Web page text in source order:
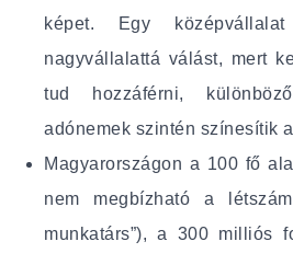
képet. Egy
nagyvállalattá válást, mert
tud hozzáférni,
adónemek szintén színesítik
Magyarországon a 100 fő
nem megbízható a
munkatárs”), a 300 milliós